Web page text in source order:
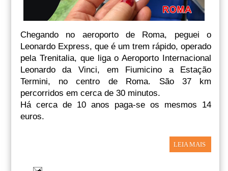
Chegando no aeroporto de Roma, peguei o
Leonardo Express, que é um trem rápido, operado
pela Trenitalia, que liga o Aeroporto Internacional
Leonardo da Vinci, em Fiumicino a Estação
Termini, no centro de Roma. São 37 km
percorridos em cerca de 30 minutos.
Há cerca de 10 anos paga-se os mesmos 14
euros.
LEIA MAIS